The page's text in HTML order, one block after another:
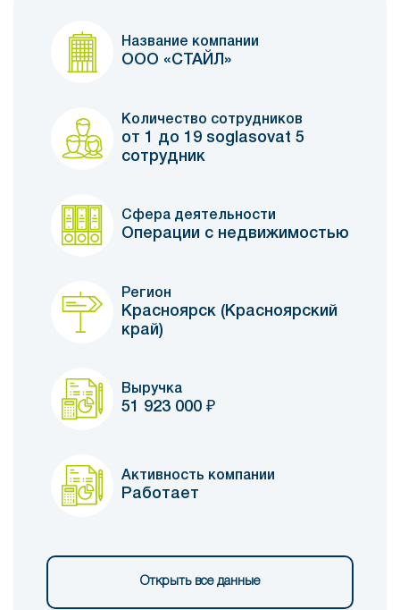
Название компании
ООО «СТАЙЛ»
Количество сотрудников
от 1 до 19 soglasovat 5
сотрудник
Сфера деятельности
Операции с недвижимостью
Регион
Красноярск (Красноярский
край)
Выручка
51 923 000 ₽
Активность компании
Работает
Открыть все данные